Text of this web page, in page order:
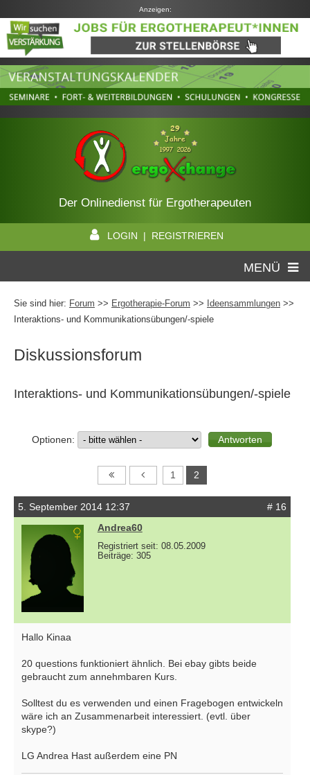
Anzeigen:
Der Onlinedienst für Ergotherapeuten
LOGIN | REGISTRIEREN
MENÜ
Sie sind hier: Forum >> Ergotherapie-Forum >> Ideensammlungen >>
Interaktions- und Kommunikationsübungen/-spiele
Diskussionsforum
Interaktions- und Kommunikationsübungen/-spiele
Optionen:
1 2
5. September 2014 12:37
# 16
Andrea60
Registriert seit: 08.05.2009
Beiträge: 305
Hallo Kinaa
20 questions funktioniert ähnlich. Bei ebay gibts beide
gebraucht zum annehmbaren Kurs.
Solltest du es verwenden und einen Fragebogen entwickeln
wäre ich an Zusammenarbeit interessiert. (evtl. über
skype?)
LG Andrea Hast außerdem eine PN